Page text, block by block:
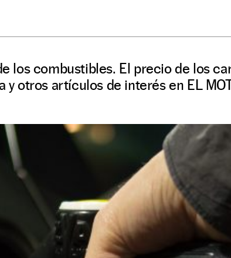
los combustibles. El precio de los
y otros artículos de interés en EL